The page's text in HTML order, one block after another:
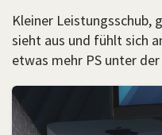
Kleiner Leistungsschub,
sieht aus und fühlt sich
etwas mehr PS unter